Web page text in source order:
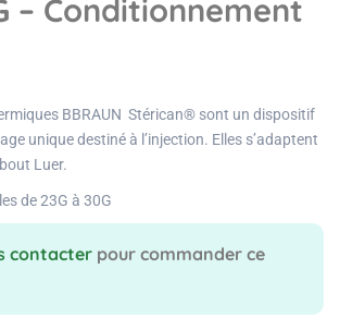
– Conditionnement
BBRAUN Stérican® sont un dispositif
unique destiné à l’injection. Elles s’adaptent
Luer.
de 23G à 30G
contacter pour commander ce